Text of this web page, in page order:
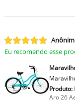
Eu recomendo esse
Produto:
Aro 26